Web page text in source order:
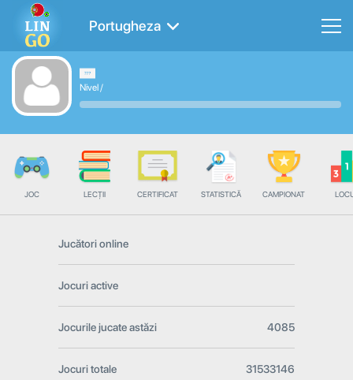
Portugheza
Nivel/
JOC LECȚII CERTIFICAT STATISTICĂ CAMPIONAT
Jucători online
Jocuri active
Jocurile jucate astăzi 4085
Jocuri totale 31533146